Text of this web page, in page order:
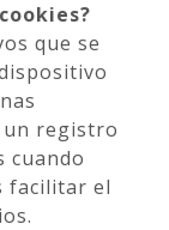
que se
un registro
cuando
facilitar el